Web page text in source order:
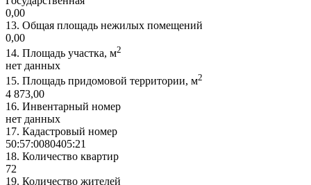
0,00
13. Общая площадь нежилых помещений
0,00
14. Площадь участка, м2
нет данных
15. Площадь придомовой территории, м2
4 873,00
16. Инвентарный номер
нет данных
17. Кадастровый номер
50:57:0080405:21
18. Количество квартир
72
19. Количество жителей